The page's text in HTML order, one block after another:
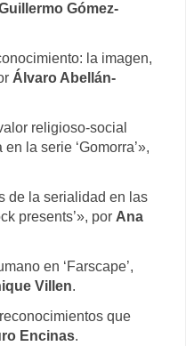
Gómez-
la imagen,
Álvaro Abellán-
religioso-social
la serie ‘Gomorra’»,
de la serialidad en las
presents’», por Ana
en ‘Farscape’,
Villen.
que
Encinas.